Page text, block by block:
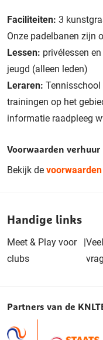
Faciliteiten: 3
Onze padelbanen zijn
Lessen: privélessen
jeugd (alleen leden)
Leraren: Tennisschool
trainingen op het
informatie raadpleeg
Voorwaarden verhuur
Bekijk de voorwaarden
Handige links
Meet & Play voor
clubs
|
Partners van de